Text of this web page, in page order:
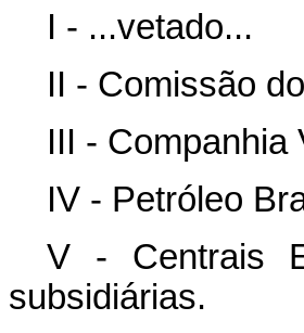
I - ...vetado...
II - Comissão
III - Companhia
IV - Petróleo
V - Centrais
subsidiárias.